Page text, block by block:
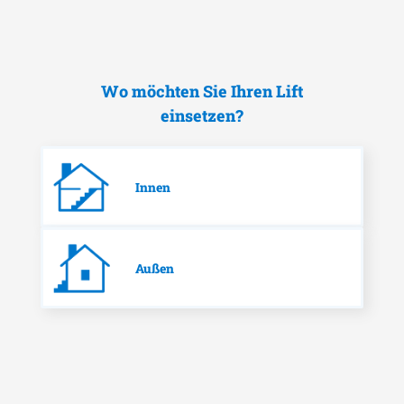
Wo möchten Sie Ihren Lift
einsetzen?
Innen
Außen